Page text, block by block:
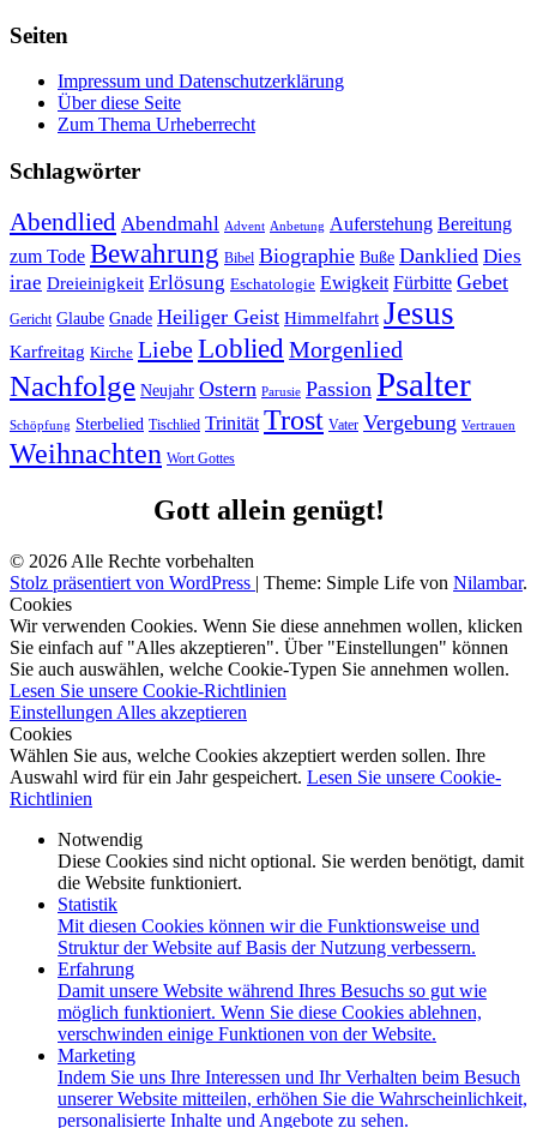
Seiten
Impressum und Datenschutzerklärung
Über diese Seite
Zum Thema Urheberrecht
Schlagwörter
Abendlied Abendmahl Advent Anbetung Auferstehung Bereitung
zum Tode Bewahrung Bibel Biographie Buße Danklied Dies
irae Dreieinigkeit Erlösung Eschatologie Ewigkeit Fürbitte Gebet
Gericht Glaube Gnade Heiliger Geist Himmelfahrt Jesus
Karfreitag Kirche LiebeLoblied Morgenlied
Nachfolge Neujahr Ostern Parusie Passion Psalter
Schöpfung Sterbelied Tischlied Trinität Trost Vater Vergebung Vertrauen
Weihnachten Wort Gottes
Gott allein genügt!
© 2026 Alle Rechte vorbehalten
Stolz präsentiert von WordPress | Theme: Simple Life von Nilambar.
Cookies
Wir verwenden Cookies. Wenn Sie diese annehmen wollen, klicken
Sie einfach auf "Alles akzeptieren". Über "Einstellungen" können
Sie auch auswählen, welche Cookie-Typen Sie annehmen wollen.
Lesen Sie unsere Cookie-Richtlinien
Einstellungen Alles akzeptieren
Cookies
Wählen Sie aus, welche Cookies akzeptiert werden sollen. Ihre
Auswahl wird für ein Jahr gespeichert. Lesen Sie unsere Cookie-
Richtlinien
Notwendig
Diese Cookies sind nicht optional. Sie werden benötigt, damit
die Website funktioniert.
Statistik
Mit diesen Cookies können wir die Funktionsweise und
Struktur der Website auf Basis der Nutzung verbessern.
Erfahrung
Damit unsere Website während Ihres Besuchs so gut wie
möglich funktioniert. Wenn Sie diese Cookies ablehnen,
verschwinden einige Funktionen von der Website.
Marketing
Indem Sie uns Ihre Interessen und Ihr Verhalten beim Besuch
unserer Website mitteilen, erhöhen Sie die Wahrscheinlichkeit,
personalisierte Inhalte und Angebote zu sehen.